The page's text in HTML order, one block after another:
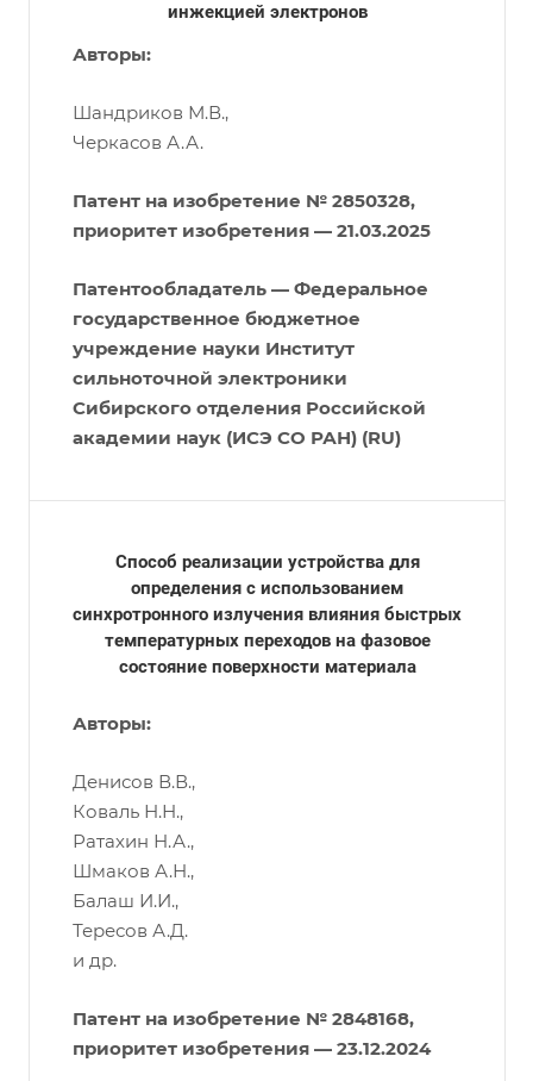
инжекцией электронов
Авторы:
Шандриков М.В.,
Черкасов А.А.
Патент на изобретение № 2850328,
приоритет изобретения — 21.03.2025
Патентообладатель — Федеральное
государственное бюджетное
учреждение науки Институт
сильноточной электроники
Сибирского отделения Российской
академии наук (ИСЭ СО РАН) (RU)
Способ реализации устройства для
определения с использованием
синхротронного излучения влияния быстрых
температурных переходов на фазовое
состояние поверхности материала
Авторы:
Денисов В.В.,
Коваль Н.Н.,
Ратахин Н.А.,
Шмаков А.Н.,
Балаш И.И.,
Тересов А.Д.
и др.
Патент на изобретение № 2848168,
приоритет изобретения — 23.12.2024